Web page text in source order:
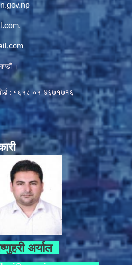
,
।
: १६१८ ०१४६७१७१६
अर्याल